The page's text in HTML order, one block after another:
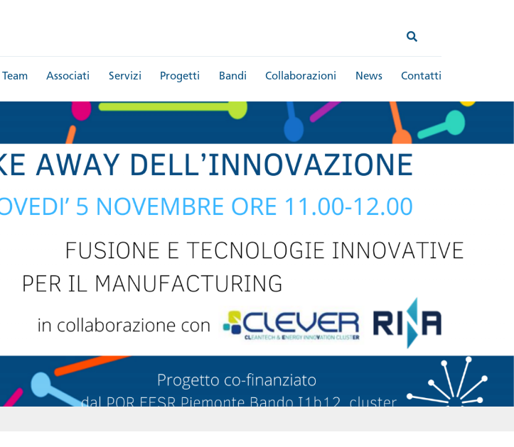
Team Associati Servizi Progetti Bandi Collaborazioni News Contatti